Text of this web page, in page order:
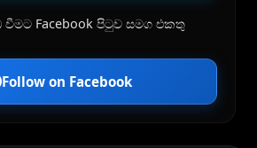
Facebook පිටුව සමග එකතු
Follow on Facebook